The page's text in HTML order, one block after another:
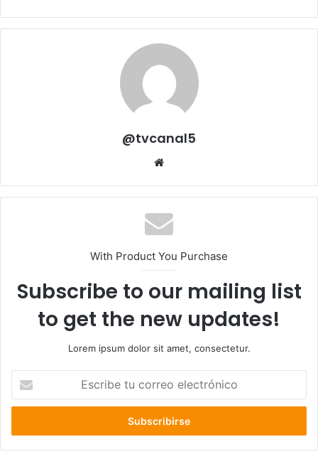
@tvcanal5
With Product You Purchase
Subscribe to our mailing list
to get the new updates!
Lorem ipsum dolor sit amet, consectetur.
correo